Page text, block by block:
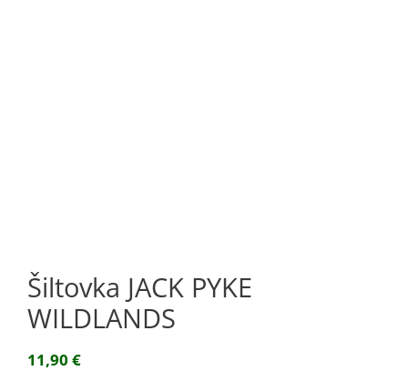
Šiltovka JACK PYKE
WILDLANDS
11,90 €